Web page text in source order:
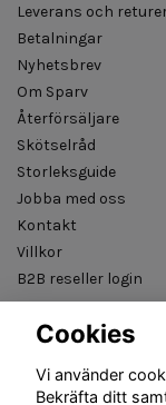
Leverans och
Betalningar
Nyhetsbrev
Om Sparv
Återförsäljare
Skötselråd
Storleksguide
Jobba med oss
Kontakt
Villkor
B2B reseller login
Cookies
Vi använder
Bekräfta ditt